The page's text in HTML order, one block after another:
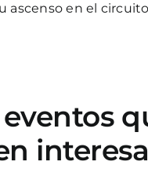
ascenso en el